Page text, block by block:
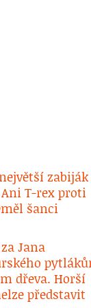
zabiják
T-rex proti
šanci
Jana
dřeva. Horší
představit